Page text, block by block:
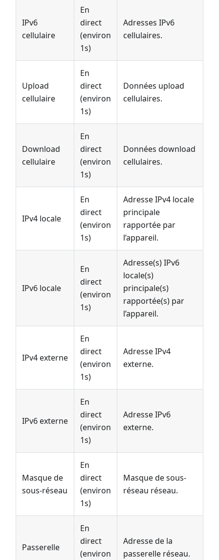
IPv6
cellulaire
En
direct
(environ
1s)
Adresses IPv6
cellulaires.
Upload
cellulaire
En
direct
(environ
1s)
Données upload
cellulaires.
Download
cellulaire
En
direct
(environ
1s)
Données download
cellulaires.
IPv4 locale
En
direct
(environ
1s)
Adresse IPv4 locale
principale
rapportée par
l’appareil.
IPv6 locale
En
direct
(environ
1s)
Adresse(s) IPv6
locale(s)
principale(s)
rapportée(s) par
l’appareil.
IPv4 externe
En
direct
(environ
1s)
Adresse IPv4
externe.
IPv6 externe
En
direct
(environ
1s)
Adresse IPv6
externe.
Masque de
sous-réseau
En
direct
(environ
1s)
Masque de sous-
réseau réseau.
Passerelle
En
direct
(environ
Adresse de la
passerelle réseau.